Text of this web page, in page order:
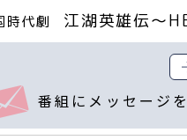
時代劇 江湖英雄伝～
番組にメッセージ